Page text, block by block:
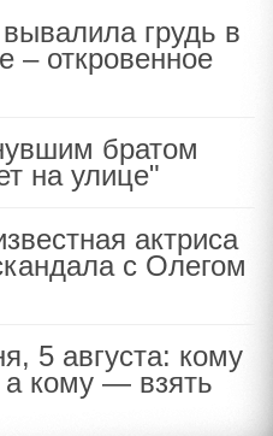
грудь в
– откровенное
братом
на улице"
актриса
с Олегом
5 августа: кому
а кому — взять